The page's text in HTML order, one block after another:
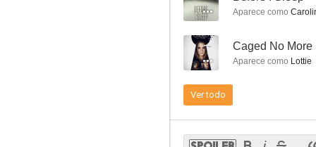
6.0
Aparece como
-- Caged No More
Aparece como Lottie
Ver todo